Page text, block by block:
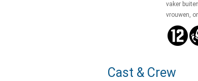
vaker
vrouwen,
Cast & Crew